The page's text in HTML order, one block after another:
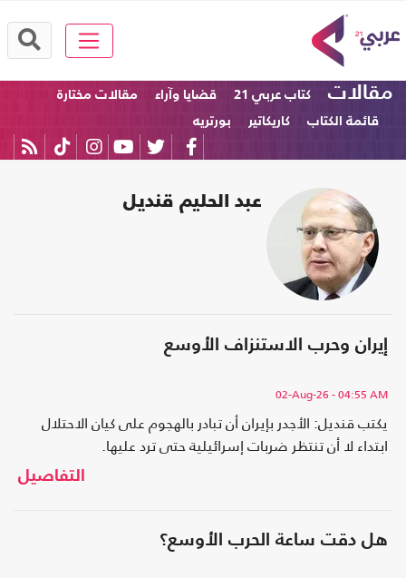
مقالات كتاب عربي 21 قضايا وآراء
مقالات مختارة
قائمة الكتاب
كاريكاتير بورتريه
عبد الحليم قنديل
إيران وحرب الاستنزاف الأوسع
02-Aug-26 - 04:55 AM
يكتب قنديل: الأجدر بإيران أن تبادر بالهجوم على كيان الاحتلال
ابتداء لا أن تنتظر ضربات إسرائيلية حتى ترد عليها.
التفاصيل
هل دقت ساعة الحرب الأوسع؟